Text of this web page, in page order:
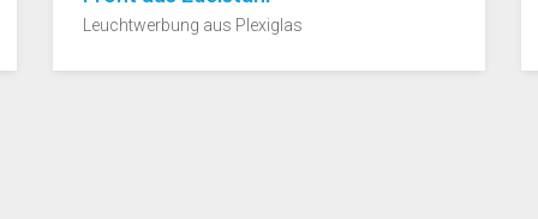
Leuchtwerbung aus Plexiglas